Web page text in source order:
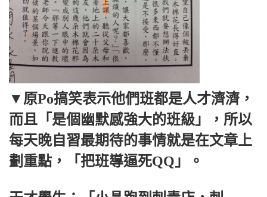
▼原Po搞笑表示他們班都是人才濟濟，
而且「是個幽默感強大的班級」，所以
每天晚自習最期待的事情就是在文章上
劃重點，「把班導逼死QQ」。